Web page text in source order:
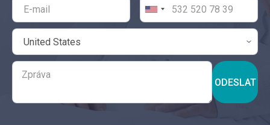
ODESLAT